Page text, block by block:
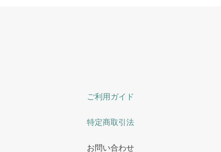
ご利用ガイド
特定商取引法
お問い合わせ